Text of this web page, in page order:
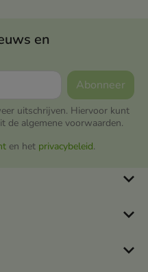
en
uitschrijven. Hiervoor kunt
de algemene voorwaarden.
en het privacybeleid.
keyboard_arrow_down
keyboard_arrow_down
keyboard_arrow_down